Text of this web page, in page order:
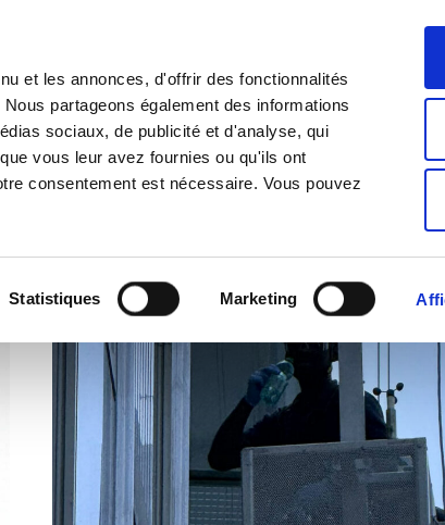
et les annonces, d'offrir des fonctionnalités
partageons également des informations
sociaux, de publicité et d'analyse, qui
vous leur avez fournies ou qu'ils ont
consentement est nécessaire. Vous pouvez
Statistiques Marketing
Offres d’emploi
NOS SERVICES NOS IMPLANTATIONS